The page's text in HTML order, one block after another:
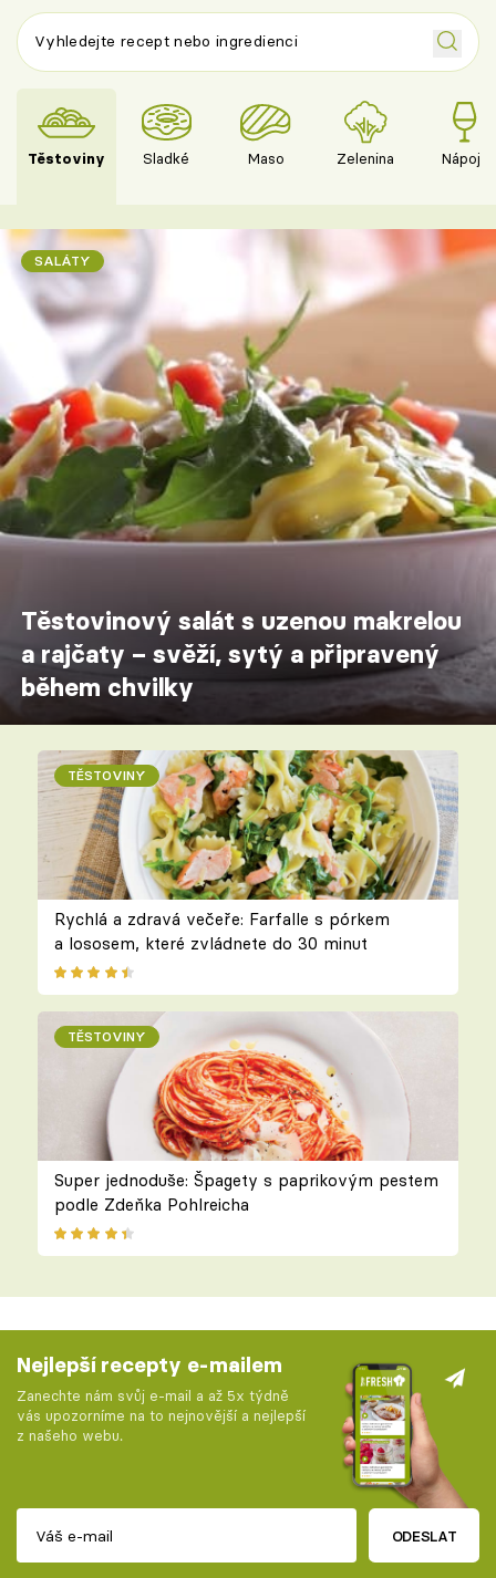
Těstoviny Sladké Maso Zelenina Nápoje
SALÁTY
Těstovinový salát s uzenou makrelou
a rajčaty – svěží, sytý a připravený
během chvilky
TĚSTOVINY
Rychlá a zdravá večeře: Farfalle s pórkem
a lososem, které zvládnete do 30 minut
TĚSTOVINY
Super jednoduše: Špagety s paprikovým pestem
podle Zdeňka Pohlreicha
Nejlepší recepty e-mailem
Zanechte nám svůj e-mail a až 5x týdně
vás upozorníme na to nejnovější a nejlepší
z našeho webu.
ODESLAT